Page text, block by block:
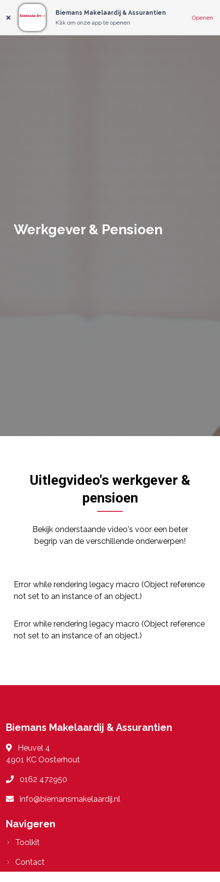
Biemans Makelaardij & Assurantien
Klik om onze app te openen
Openen
Werkgever & Pensioen
Uitlegvideo's werkgever &
pensioen
Bekijk onderstaande video's voor een beter
begrip van de verschillende onderwerpen!
Error while rendering legacy macro (Object reference
not set to an instance of an object.)
Error while rendering legacy macro (Object reference
not set to an instance of an object.)
Biemans Makelaardij & Assurantien
Heuvel 4
4901 KC Oosterhout
0162 472950
info@biemansmakelaardij.nl
Navigeren
Toolkit
Contact